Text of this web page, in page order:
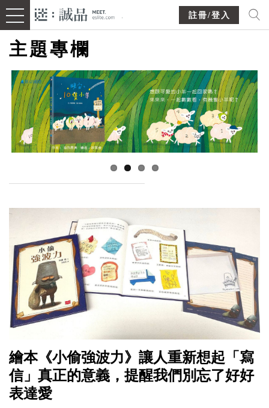
註冊/登入
主題專欄
繪本《小偷強波力》讓人重新想起「寫
信」真正的意義，提醒我們別忘了好好
表達愛